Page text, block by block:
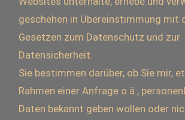
geschehen in Übereinstimmung mit
Gesetzen zum Datenschutz und zur
Datensicherheit.
Sie bestimmen darüber, ob Sie mir,
Rahmen einer Anfrage o.ä.,
Daten bekannt geben wollen oder